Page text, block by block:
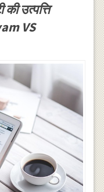
उत्पत्ति
VS